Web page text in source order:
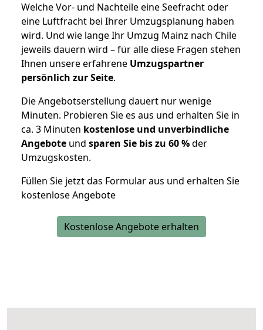
Welche Vor- und Nachteile eine Seefracht oder
eine Luftfracht bei Ihrer Umzugsplanung haben
wird. Und wie lange Ihr Umzug Mainz nach Chile
jeweils dauern wird – für alle diese Fragen stehen
Ihnen unsere erfahrene Umzugspartner
persönlich zur Seite.
Die Angebotserstellung dauert nur wenige
Minuten. Probieren Sie es aus und erhalten Sie in
ca. 3 Minuten kostenlose und unverbindliche
Angebote und sparen Sie bis zu 60 %der
Umzugskosten.
Füllen Sie jetzt das Formular aus und erhalten Sie
kostenlose Angebote
Kostenlose Angebote erhalten